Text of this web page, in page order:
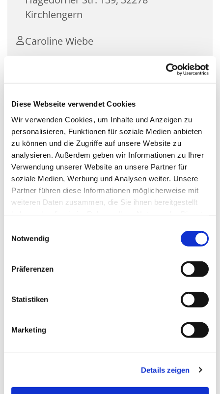
Diese Webseite verwendet Cookies
Wir verwenden Cookies, um Inhalte und Anzeigen zu
personalisieren, Funktionen für soziale Medien anbieten
zu können und die Zugriffe auf unsere Website zu
analysieren. Außerdem geben wir Informationen zu Ihrer
Verwendung unserer Website an unsere Partner für
soziale Medien, Werbung und Analysen weiter. Unsere
Partner führen diese Informationen möglicherweise mit
weiteren Daten zusammen, die Sie ihnen bereitgestellt
Notwendig
Präferenzen
Statistiken
Marketing
Details zeigen
Kirchlengern
Caroline Wiebe
gemeinsamen Spielen, Singen, Basteln und
Austauschen von Erfahrungen. Für Kinder ab der
Geburt bis zum Grundschulalter.
- kostenlos
- mit Anmeldung
Seite der Krabbelgruppen